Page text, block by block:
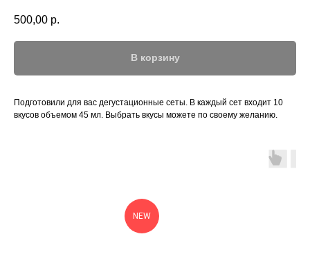
500,00 р.
В корзину
Подготовили для вас дегустационные сеты. В каждый сет входит 10
вкусов объемом 45 мл. Выбрать вкусы можете по своему желанию.
NEW